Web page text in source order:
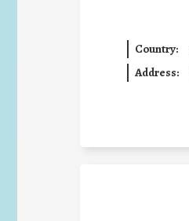
Country:
Address: